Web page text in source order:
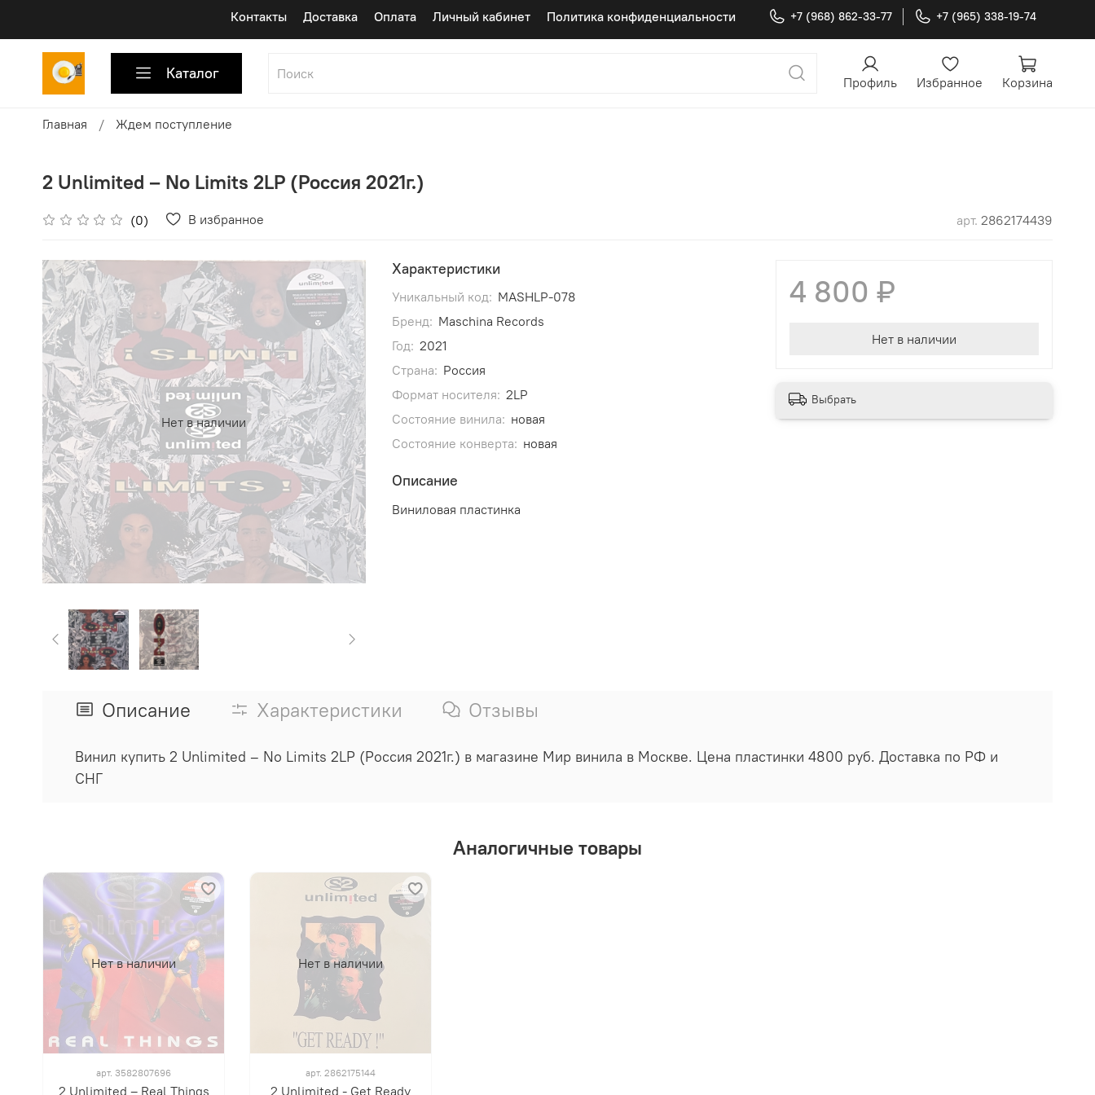
Контакты Доставка Оплата Личный кабинет Политика конфиденциальности +7 (968) 862-33-77 +7 (965) 338-19-74
Каталог Профиль Избранное Корзина
Главная Ждем поступление
2 Unlimited – No Limits 2LP (Россия 2021г.)
(0) В избранное арт. 2862174439
Нет в наличии
Характеристики
Уникальный код: MASHLP-078
Бренд: Maschina Records
Год: 2021
Страна: Россия
Формат носителя: 2LP
Состояние винила: новая
Состояние конверта: новая
Описание
Виниловая пластинка
4 800 ₽
Нет в наличии
Выбрать
Описание Характеристики Отзывы
Винил купить 2 Unlimited – No Limits 2LP (Россия 2021г.) в магазине Мир винила в Москве. Цена пластинки 4800 руб. Доставка по РФ и
СНГ
Аналогичные товары
Нет в наличии
арт. 3582807696
2 Unlimited ‎– Real Things
Нет в наличии
арт. 2862175144
2 Unlimited - Get Ready